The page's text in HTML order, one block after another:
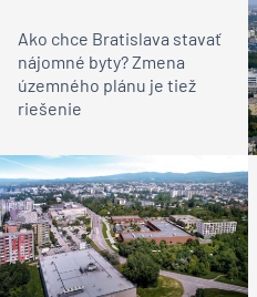
Ako chce Bratislava stavať
nájomné byty? Zmena
územného plánu je tiež
riešenie